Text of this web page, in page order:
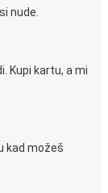
nude.
Kupi kartu, a mi
kad možeš